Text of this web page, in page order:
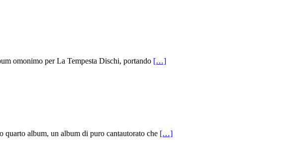
omonimo per La Tempesta Dischi, portando […]
album, un album di puro cantautorato che […]